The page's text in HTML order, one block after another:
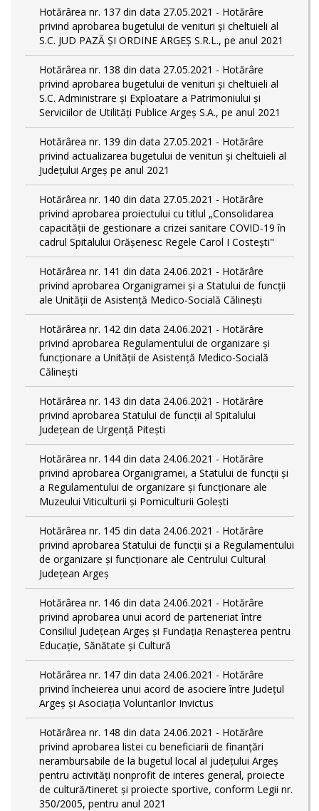
Hotărârea nr. 137 din data 27.05.2021 - Hotărâre
privind aprobarea bugetului de venituri și cheltuieli al
S.C. JUD PAZĂ ȘI ORDINE ARGEȘ S.R.L., pe anul 2021
Hotărârea nr. 138 din data 27.05.2021 - Hotărâre
privind aprobarea bugetului de venituri și cheltuieli al
S.C. Administrare și Exploatare a Patrimoniului și
Serviciilor de Utilități Publice Argeș S.A., pe anul 2021
Hotărârea nr. 139 din data 27.05.2021 - Hotărâre
privind actualizarea bugetului de venituri și cheltuieli al
Județului Argeș pe anul 2021
Hotărârea nr. 140 din data 27.05.2021 - Hotărâre
privind aprobarea proiectului cu titlul „Consolidarea
capacității de gestionare a crizei sanitare COVID-19 în
cadrul Spitalului Orășenesc Regele Carol I Costești"
Hotărârea nr. 141 din data 24.06.2021 - Hotărâre
privind aprobarea Organigramei și a Statului de funcţii
ale Unității de Asistență Medico-Socială Călinești
Hotărârea nr. 142 din data 24.06.2021 - Hotărâre
privind aprobarea Regulamentului de organizare și
funcționare a Unității de Asistență Medico-Socială
Călinești
Hotărârea nr. 143 din data 24.06.2021 - Hotărâre
privind aprobarea Statului de funcții al Spitalului
Județean de Urgență Pitești
Hotărârea nr. 144 din data 24.06.2021 - Hotărâre
privind aprobarea Organigramei, a Statului de funcţii și
a Regulamentului de organizare și funcționare ale
Muzeului Viticulturii și Pomiculturii Golești
Hotărârea nr. 145 din data 24.06.2021 - Hotărâre
privind aprobarea Statului de funcții și a Regulamentului
de organizare și funcționare ale Centrului Cultural
Județean Argeș
Hotărârea nr. 146 din data 24.06.2021 - Hotărâre
privind aprobarea unui acord de parteneriat între
Consiliul Județean Argeș și Fundația Renașterea pentru
Educație, Sănătate și Cultură
Hotărârea nr. 147 din data 24.06.2021 - Hotărâre
privind încheierea unui acord de asociere între Județul
Argeș și Asociația Voluntarilor Invictus
Hotărârea nr. 148 din data 24.06.2021 - Hotărâre
privind aprobarea listei cu beneficiarii de finanțări
nerambursabile de la bugetul local al județului Argeș
pentru activităţi nonprofit de interes general, proiecte
de cultură/tineret și proiecte sportive, conform Legii nr.
350/2005, pentru anul 2021